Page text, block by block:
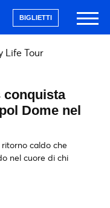
BIGLIETTI
conquista
Dome nel
caldo che
nel cuore di chi